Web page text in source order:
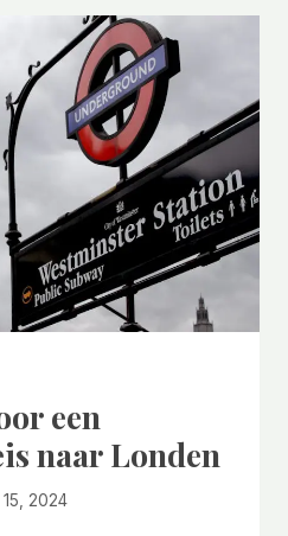
een
naar Londen
2024